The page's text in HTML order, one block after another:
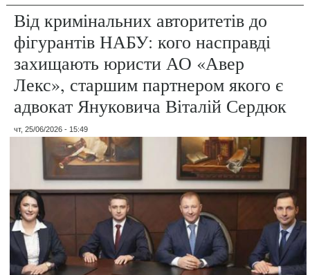
Від кримінальних авторитетів до
фігурантів НАБУ: кого насправді
захищають юристи АО «Авер
Лекс», старшим партнером якого є
адвокат Януковича Віталій Сердюк
чт, 25/06/2026 - 15:49